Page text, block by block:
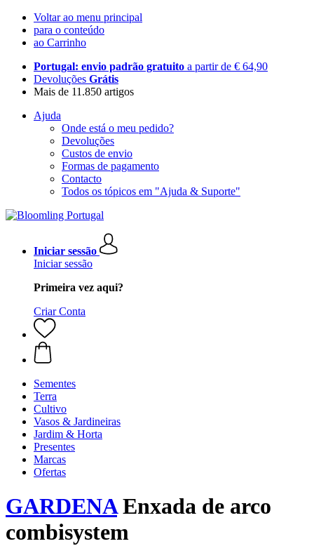
Voltar ao menu principal
para o conteúdo
ao Carrinho
Portugal: envio padrão gratuito a partir de € 64,90
Devoluções Grátis
Mais de 11.850 artigos
Ajuda
Onde está o meu pedido?
Devoluções
Custos de envio
Formas de pagamento
Contacto
Todos os tópicos em "Ajuda & Suporte"
Iniciar sessão
Iniciar sessão
Primeira vez aqui?
Criar Conta
Sementes
Terra
Cultivo
Vasos & Jardineiras
Jardim & Horta
Presentes
Marcas
Ofertas
GARDENAEnxada de arco
combisystem